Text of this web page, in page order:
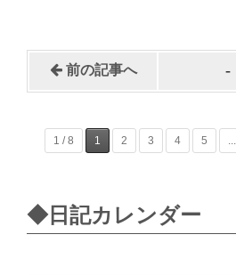
前の記事へ -
1 / 8 1 2 3 4 5
◆日記カレンダー